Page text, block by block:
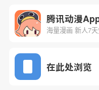
腾讯动漫
海量漫画 新人7
在此处浏览
网站备案/许可
Copyright©1998 -